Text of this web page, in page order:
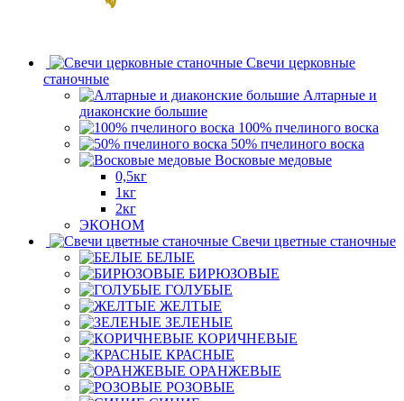
Свечи церковные
станочные
Алтарные и
диаконские большие
100% пчелиного воска
50% пчелиного воска
Восковые медовые
0,5кг
1кг
2кг
ЭКОНОМ
Свечи цветные станочные
БЕЛЫЕ
БИРЮЗОВЫЕ
ГОЛУБЫЕ
ЖЕЛТЫЕ
ЗЕЛЕНЫЕ
КОРИЧНЕВЫЕ
КРАСНЫЕ
ОРАНЖЕВЫЕ
РОЗОВЫЕ